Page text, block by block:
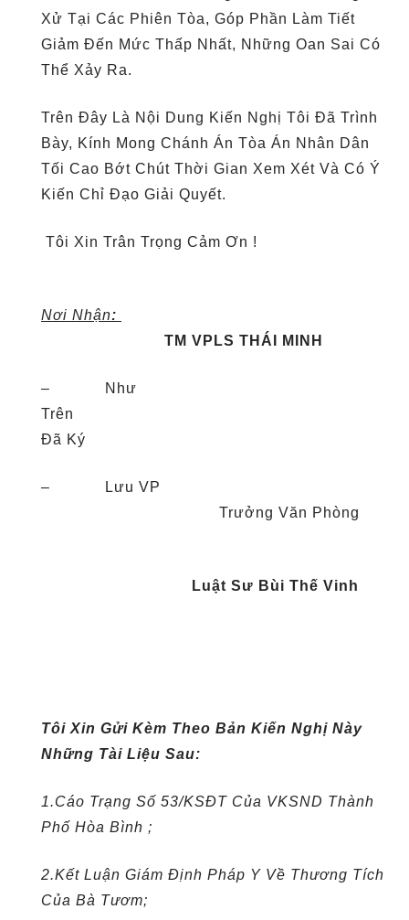
Xử Tại Các Phiên Tòa, Góp Phần Làm Tiết
Giảm Đến Mức Thấp Nhất, Những Oan Sai Có
Thể Xảy Ra.
Trên Đây Là Nội Dung Kiến Nghị Tôi Đã Trình
Bày, Kính Mong Chánh Án Tòa Án Nhân Dân
Tối Cao Bớt Chút Thời Gian Xem Xét Và Có Ý
Kiến Chỉ Đạo Giải Quyết.
Tôi Xin Trân Trọng Cảm Ơn !
Nơi Nhận:
TM VPLS THÁI MINH
– Như
Đã Ký
– Lưu VP
Trưởng Văn Phòng
Luật Sư Bùi Thế Vinh
Tôi Xin Gửi Kèm Theo Bản Kiến Nghị Này
Những Tài Liệu Sau:
1.Cáo Trạng Số 53/KSĐT Của VKSND Thành
Phố Hòa Bình ;
2.Kết Luận Giám Định Pháp Y Về Thương Tích
Của Bà Tươm;